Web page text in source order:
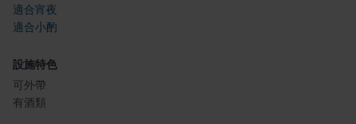
適合宵夜
適合小酌
設施特色
可外帶
有酒類